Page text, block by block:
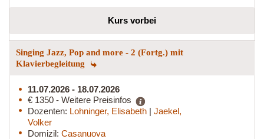
Kurs vorbei
Singing Jazz, Pop and more - 2 (Fortg.) mit
Klavierbegleitung
11.07.2026 - 18.07.2026
€ 1350 - Weitere Preisinfos
Dozenten: Lohninger, Elisabeth | Jaekel,
Volker
Domizil: Casanuova